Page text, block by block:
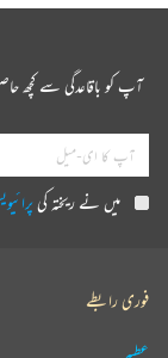
آپ کو باقاعدگی سے کچھ
میں نے ریختہ کی
فوری رابطے
عطیہ